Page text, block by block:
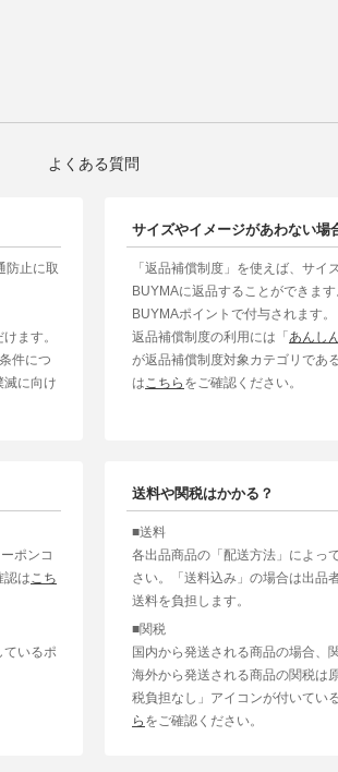
よくある質問
防止に取
ます。
件につ
滅に向け
サイズやイメージがあわない場
「返品補償制度」を使えば、サ
BUYMAに返品することができま
BUYMAポイントで付与されます。
返品補償制度の利用には「あんし
が返品補償制度対象カテゴリであ
は こちら をご確認ください。
ポンコ
認は こち
ているポ
送料や関税はかかる？
■送料
各出品商品の「配送方法」によっ
さい。「送料込み」の場合は出品
送料を負担します。
■関税
国内から発送される商品の場合、
海外から発送される商品の関税は
税負担なし」アイコンが付いてい
ら をご確認ください。